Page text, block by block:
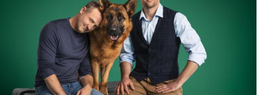
Untermenü
Untermenü